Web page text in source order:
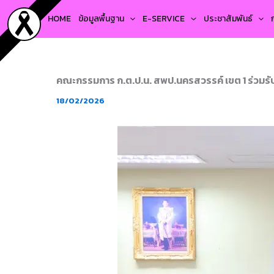
Skip
to
content
HOME ข้อมูลพื้นฐาน E-SERVICE ประชาสัมพันธ์
คณะกรรมการ ก.ต.ป.น. สพป.นครสวรรค์ เขต 1 ร่วม
18/02/2026